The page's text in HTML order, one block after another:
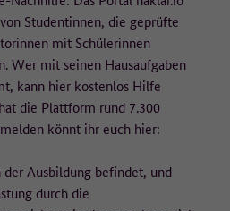
Studentinnen, die geprüfte
mit Schülerinnen
Wer mit seinen Hausaufgaben
kann hier kostenlos Hilfe
die Plattform rund 7.300
könnt ihr euch hier:
der Ausbildung befindet, und
durch die